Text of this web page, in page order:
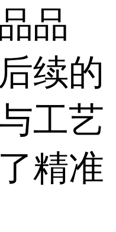
品
续的
工艺
精准